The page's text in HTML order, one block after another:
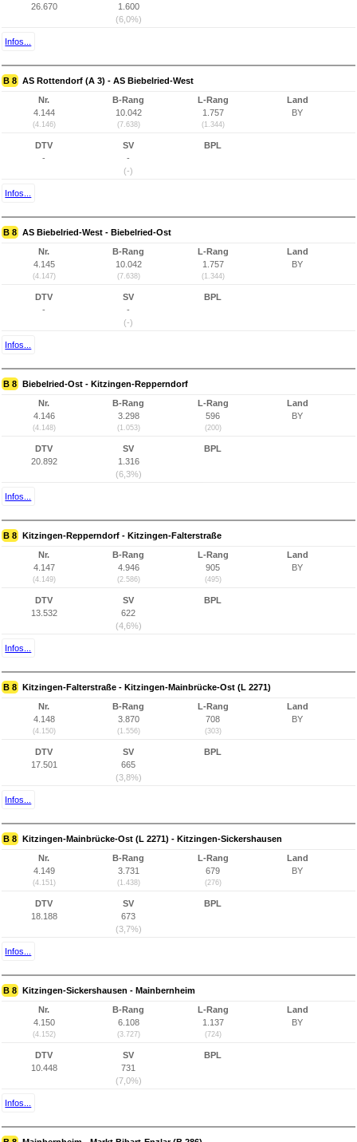
26.670
1.600
(6,0%)
Infos...
B 8 AS Rottendorf (A 3) - AS Biebelried-West
Nr.
4.144
(4.146)
B-Rang
10.042
(7.638)
L-Rang
1.757
(1.344)
Land
BY
DTV
-
SV
-
(-)
BPL
Infos...
B 8 AS Biebelried-West - Biebelried-Ost
Nr.
4.145
(4.147)
B-Rang
10.042
(7.638)
L-Rang
1.757
(1.344)
Land
BY
DTV
-
SV
-
(-)
BPL
Infos...
B 8 Biebelried-Ost - Kitzingen-Repperndorf
Nr.
4.146
(4.148)
B-Rang
3.298
(1.053)
L-Rang
596
(200)
Land
BY
DTV
20.892
SV
1.316
(6,3%)
BPL
Infos...
B 8 Kitzingen-Repperndorf - Kitzingen-Falterstraße
Nr.
4.147
(4.149)
B-Rang
4.946
(2.586)
L-Rang
905
(495)
Land
BY
DTV
13.532
SV
622
(4,6%)
BPL
Infos...
B 8 Kitzingen-Falterstraße - Kitzingen-Mainbrücke-Ost (L 2271)
Nr.
4.148
(4.150)
B-Rang
3.870
(1.556)
L-Rang
708
(303)
Land
BY
DTV
17.501
SV
665
(3,8%)
BPL
Infos...
B 8 Kitzingen-Mainbrücke-Ost (L 2271) - Kitzingen-Sickershausen
Nr.
4.149
(4.151)
B-Rang
3.731
(1.438)
L-Rang
679
(276)
Land
BY
DTV
18.188
SV
673
(3,7%)
BPL
Infos...
B 8 Kitzingen-Sickershausen - Mainbernheim
Nr.
4.150
(4.152)
B-Rang
6.108
(3.727)
L-Rang
1.137
(724)
Land
BY
DTV
10.448
SV
731
(7,0%)
BPL
Infos...